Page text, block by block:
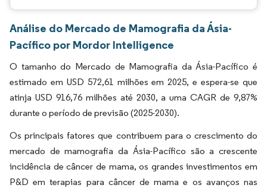
Análise do Mercado de Mamografia da Ásia-
Pacífico por Mordor Intelligence
O tamanho do Mercado de Mamografia da Ásia-Pacífico é
estimado em USD 572,61 milhões em 2025, e espera-se que
atinja USD 916,76 milhões até 2030, a uma CAGR de 9,87%
durante o período de previsão (2025-2030).
Os principais fatores que contribuem para o crescimento do
mercado de mamografia da Ásia-Pacífico são a crescente
incidência de câncer de mama, os grandes investimentos em
P&D em terapias para câncer de mama e os avanços nas